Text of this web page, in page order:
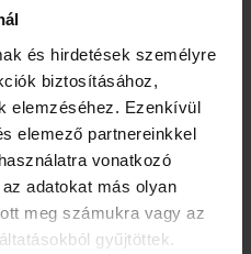
és hirdetések személyre
biztosításához,
elemzéséhez. Ezenkívül
elemező partnereinkkel
vonatkozó
adatokat más olyan
meg számukra vagy az
gyűjtöttek.
hiszen listát
telefonszámával.
kezdési
regisztrációval.
akár lakhatási
három hónapban
lehetőség).
kedvezményes
akár töltési